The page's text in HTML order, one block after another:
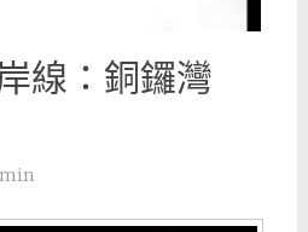
線：銅鑼灣